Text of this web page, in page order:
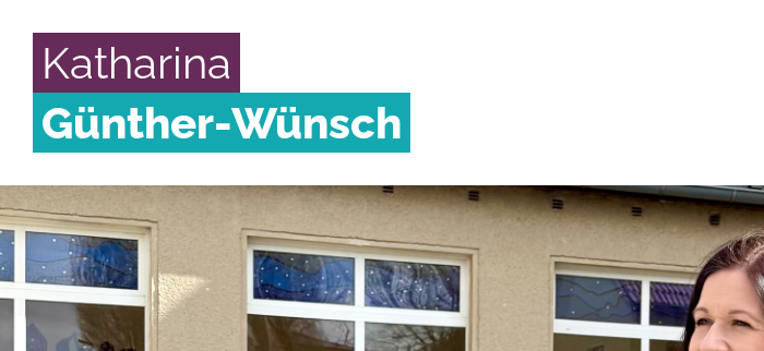
Katharina
Günther-Wünsch